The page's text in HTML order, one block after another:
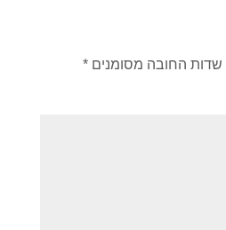
שדות החובה מסומנים *